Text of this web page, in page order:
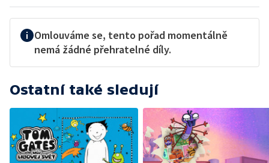
Omlouváme se, tento pořad momentálně
nemá žádné přehratelné díly.
Ostatní také sledují